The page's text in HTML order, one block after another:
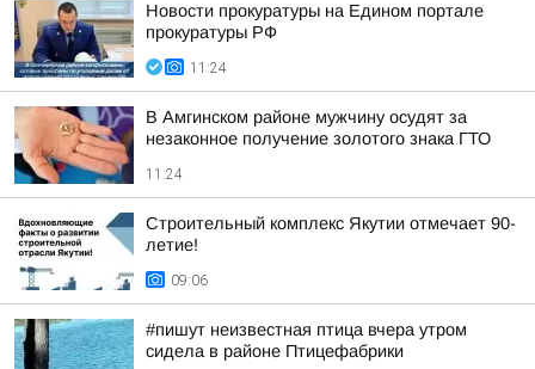
Новости прокуратуры на Едином портале
прокуратуры РФ
11:24
В Амгинском районе мужчину осудят за
незаконное получение золотого знака ГТО
11:24
Строительный комплекс Якутии отмечает 90-
летие!
09:06
#пишут неизвестная птица вчера утром
сидела в районе Птицефабрики